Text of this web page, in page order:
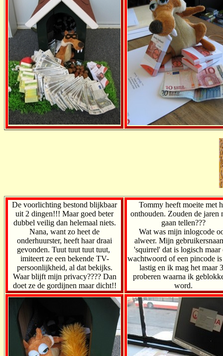
De voorlichting bestond blijkbaar
uit 2 dingen!!! Maar goed beter
dubbel veilig dan helemaal niets.
Nana, want zo heet de
onderhuurster, heeft haar draai
gevonden. Tuut tuut tuut tuut,
imiteert ze een bekende TV-
persoonlijkheid, al dat bekijks.
Waar blijft mijn privacy???? Dan
doet ze de gordijnen maar dicht!!
Tommy heeft moeite met
onthouden. Zouden de jaren
gaan tellen???
Wat was mijn inlogcode
alweer. Mijn
'squirrel' dat is logisch maar
wachtwoord of een pincode
lastig en ik mag het maar
proberen waarna ik
word.